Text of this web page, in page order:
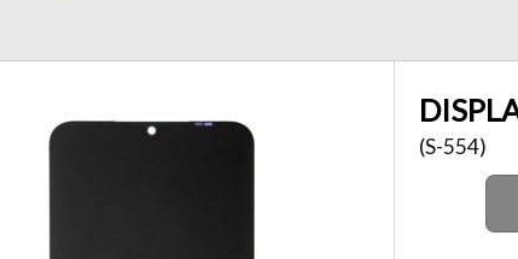
Enviar
(S-554)